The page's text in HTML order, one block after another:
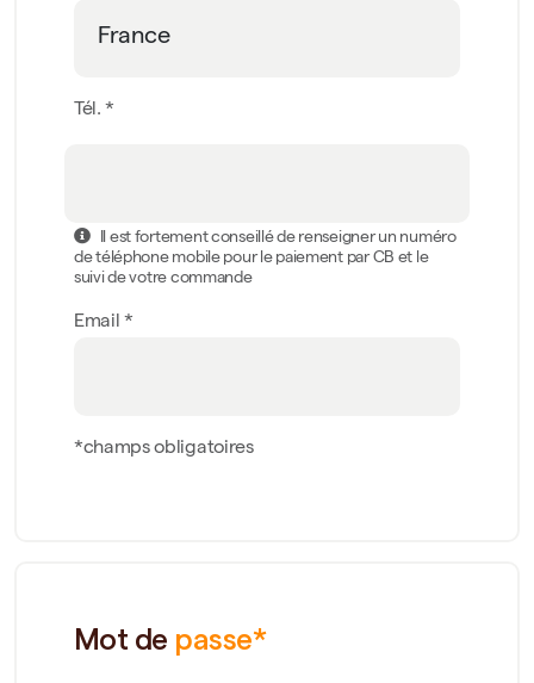
Tél. *
Il est fortement conseillé de renseigner un numéro
de téléphone mobile pour le paiement par CB et le
suivi de votre commande
Email *
*champs obligatoires
Mot de passe*